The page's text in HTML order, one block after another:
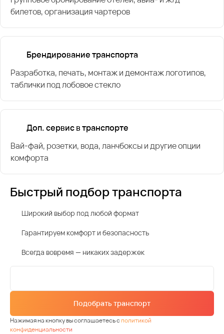
билетов, организация чартеров
Брендирование транспорта
Разработка, печать, монтаж и демонтаж логотипов,
таблички под лобовое стекло
Доп. сервис в транспорте
Вай-фай, розетки, вода, ланчбоксы и другие опции
комфорта
Быстрый подбор транспорта
Широкий выбор под любой формат
Гарантируем комфорт и безопасность
Всегда вовремя — никаких задержек
Подобрать транспорт
Нажимая на кнопку вы соглашаетесь сполитикой
конфиденциальности